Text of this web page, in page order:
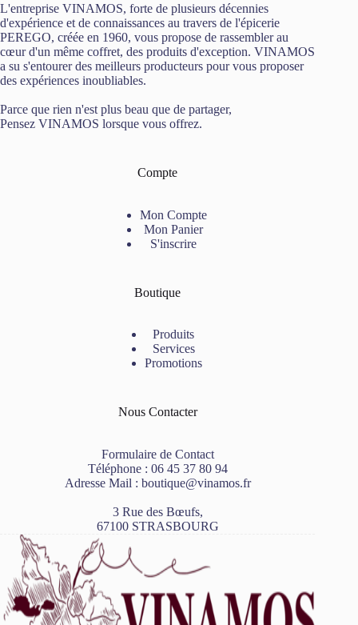
L'entreprise VINAMOS, forte de plusieurs décennies
d'expérience et de connaissances au travers de l'épicerie
PEREGO, créée en 1960, vous propose de rassembler au
cœur d'un même coffret, des produits d'exception. VINAMOS
a su s'entourer des meilleurs producteurs pour vous proposer
des expériences inoubliables.
Parce que rien n'est plus beau que de partager,
Pensez VINAMOS lorsque vous offrez.
Compte
Mon Compte
Mon Panier
S'inscrire
Boutique
Produits
Services
Promotions
Nous Contacter
Formulaire de Contact
Téléphone : 06 45 37 80 94
Adresse Mail : boutique@vinamos.fr
3 Rue des Bœufs,
67100 STRASBOURG